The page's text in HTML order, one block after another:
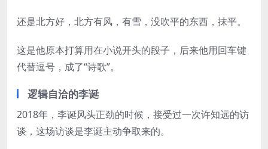
还是北方好，北方有风，有雪，没吹平的东西，抹平。
这是他原本打算用在小说开头的段子，后来他用回车键
代替逗号，成了“诗歌”。
逻辑自洽的李诞
2018年，李诞风头正劲的时候，接受过一次许知远的访
谈，这场访谈是李诞主动争取来的。